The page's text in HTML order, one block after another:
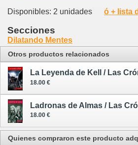
Disponibles: 2 unidades ó + lista
Secciones
Dilatando Mentes
Otros productos relacionados
18.00 €
18.00 €
Quienes compraron este producto